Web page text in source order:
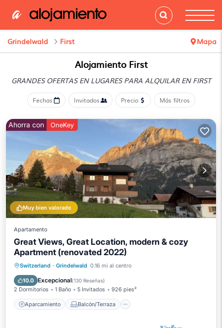
Grindelwald First Mapa
Alojamiento First
GRANDES OFERTAS EN LUGARESPARA ALQUILAR EN FIRST
Fechas Invitados Precio Más filtros
Muy bien valorado
Ahorra con OneKey
Apartamento
Great Views, Great Location, modern & cozy
Apartment (renovated 2022)
Switzerland · Grindelwald 0.16 mi al centro
10.0 Excepcional(130 Reseñas)
2 Dormitorios 1 Baño 5 Invitados 926 pies²
Aparcamiento Balcón/Terraza
Aparcamiento
Balcón/Terraza
Cocina
Internet